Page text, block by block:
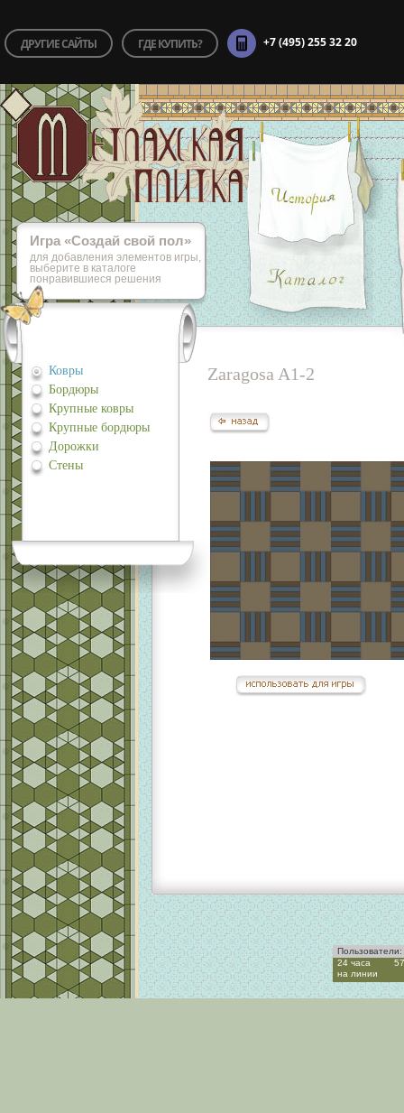
ДРУГИЕ САЙТЫ ГДЕ КУПИТЬ? +7 (495) 255 32 20
Игра «Cоздай свой пол»
для добавления элементов игры,
выберите в каталоге
понравившиеся решения
Ковры
Бордюры
Крупные ковры
Крупные бордюры
Дорожки
Стены
Zaragosa A1-2
Пользователи:
24 часа
на линии